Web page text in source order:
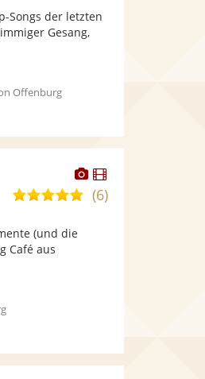
bereit.
5
Sternen
Songs der letzten
Gesang,
Offenburg
Dieser
Künstler
stellt
Dieser
Künstler
5,0(6)
(und die
Café aus